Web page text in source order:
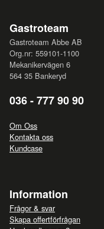
Gastroteam
Gastroteam Abbe AB
Org.nr: 559101-1100
Mekanikervägen 6
564 35 Bankeryd
036 - 777 90 90
Om Oss
Kontakta oss
Kundcase
Information
Frågor & svar
Skapa offertförfrågan